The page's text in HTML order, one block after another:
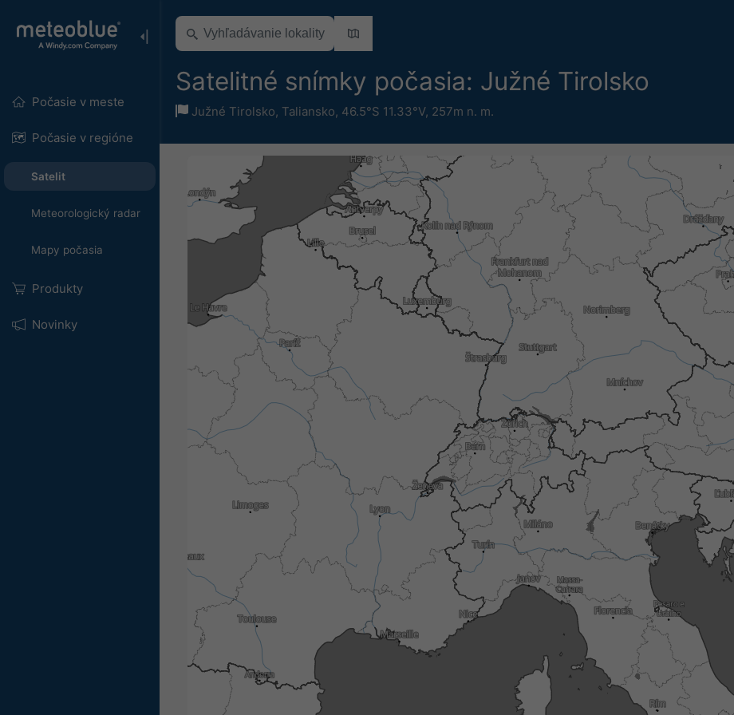
Počasie v meste
Počasie v regióne
Satelit
Meteorologický radar
Mapy počasia
Produkty
Novinky
Satelitné snímky počasia: Južné Tirolsko
Južné Tirolsko, Taliansko, 46.5°S 11.33°V, 257m n. m.